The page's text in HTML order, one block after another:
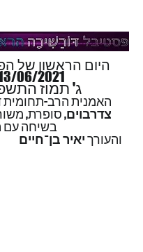
היום הראשון של
06/2021
ג' תמוז
האמנית הרב-תחומית
צדרבוים, סופרת,
בשיחה עם
והעורךיאיר בן־חיים